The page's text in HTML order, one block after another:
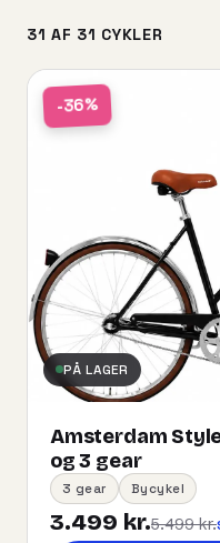
31 AF 31 CYKLER
-36%
PÅ LAGER
Amsterdam
og 3 gear
3 gear Bycykel
3.499 kr.5.499 kr.